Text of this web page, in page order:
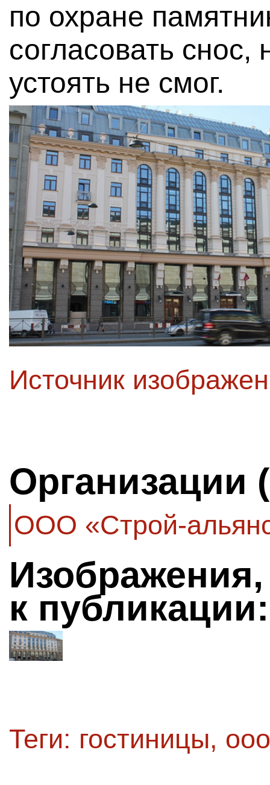
по охране
согласовать снос,
устоять не смог.
Источник
Организации
ООО «Строй-
к публикации:
Теги: гостиницы,